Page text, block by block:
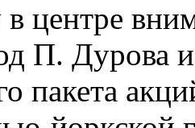
центре
П. Дурова
пакета